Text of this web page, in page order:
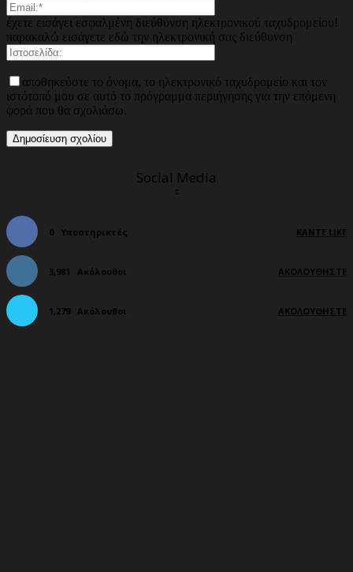
έχετε εισάγει εσφαλμένη διεύθυνση ηλεκτρονικού ταχυδρομείου!
παρακαλώ εισάγετε εδώ την ηλεκτρονική σας διεύθυνση
αποθηκεύστε το όνομα, το ηλεκτρονικό ταχυδρομείο και τον
ιστότοπό μου σε αυτό το πρόγραμμα περιήγησης για την επόμενη
φορά που θα σχολιάσω.
Social Media
0 Υποστηρικτές ΚΆΝΤΕ LIKE
3,981 Ακόλουθοι ΑΚΟΛΟΥΘΉΣΤΕ
1,279 Ακόλουθοι ΑΚΟΛΟΥΘΉΣΤΕ